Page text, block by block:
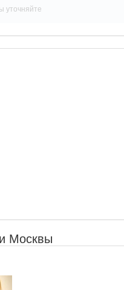
уточняйте
Москвы